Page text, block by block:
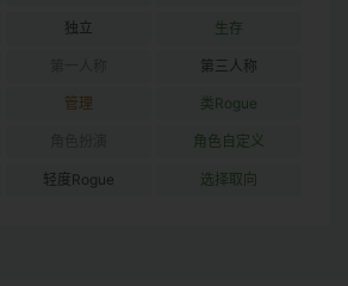
独立 生存
第三人称
管理 类Rogue
角色自定义
轻度Rogue 选择取向